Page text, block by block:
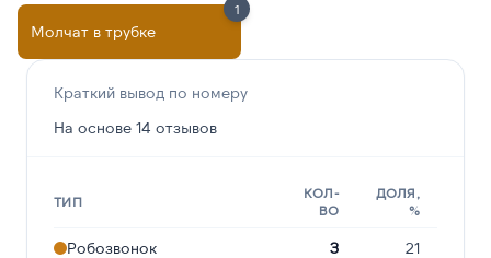
Молчат в трубке
1
Краткий вывод по номеру
На основе 14 отзывов
ТИП
КОЛ-
ВО
ДОЛЯ,
%
Робозвонок 3 21